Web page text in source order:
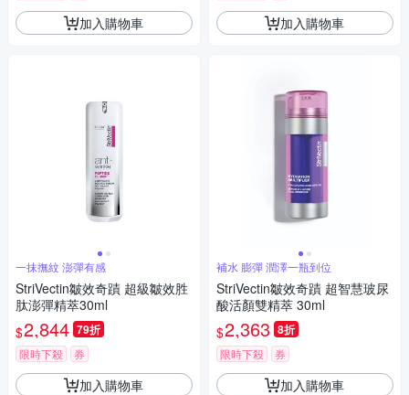
加入購物車
一抹撫紋 澎彈有感
StriVectin皺效奇蹟 超級皺效胜
肽澎彈精萃30ml
$2,844 79折
限時下殺 券
加入購物車
加入購物車
補水 膨彈 潤澤一瓶到位
StriVectin皺效奇蹟 超智慧玻尿
酸活顏雙精萃 30ml
$2,363 8折
限時下殺 券
加入購物車